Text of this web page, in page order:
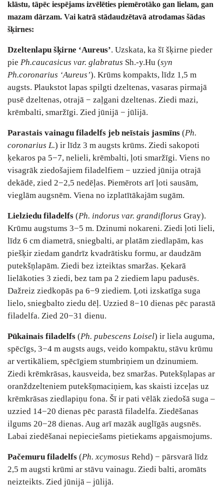
klāstu, tāpēc iespējams izvēlēties piemērotāko gan lielam, gan
mazam dārzam. Vai katrā stādaudzētavā atrodamas šādas
šķirnes:
Dzeltenlapu šķirne ‘Aureus’. Uzskata, ka šī šķirne pieder
pie Ph.caucasicus var. glabratus Sh.-y.Hu (syn
Ph.coronarius ‘Aureus’). Krūms kompakts, līdz 1,5 m
augsts. Plaukstot lapas spilgti dzeltenas, vasaras pirmajā
pusē dzeltenas, otrajā − zaļgani dzeltenas. Ziedi mazi,
krēmbalti, smaržīgi. Zied jūnijā − jūlijā.
Parastais vainagu filadelfs jeb neīstais jasmīns (Ph.
coronarius L.) ir līdz 3 m augsts krūms. Ziedi sakopoti
ķekaros pa 5−7, nelieli, krēmbalti, ļoti smaržīgi. Viens no
visagrāk ziedošajiem filadelfiem − uzzied jūnija otrajā
dekādē, zied 2−2,5 nedēļas. Piemērots arī ļoti sausām,
vieglām augsnēm. Viena no izplatītākajām sugām.
Lielziedu filadelfs (Ph. indorus var. grandiflorus Gray).
Krūmu augstums 3−5 m. Dzinumi nokareni. Ziedi ļoti lieli,
līdz 6 cm diametrā, sniegbalti, ar platām ziedlapām, kas
piešķir ziedam gandrīz kvadrātisku formu, ar daudzām
putekšņlapām. Ziedi bez izteiktas smaržas. Ķekarā
lielākoties 3 ziedi, bez tam pa 2 ziediem lapu padusēs.
Dažreiz ziedkopās pa 6−9 ziediem. Ļoti izskatīga suga
lielo, sniegbalto ziedu dēļ. Uzzied 8−10 dienas pēc parastā
filadelfa. Zied 20−31 dienu.
Pūkainais filadelfs (Ph. pubescens Loisel) ir liela auguma,
spēcīgs, 3−4 m augsts augs, veido kompaktu, stāvu krūmu
ar vertikāliem, spēcīgiem stumbriņiem un dzinumiem.
Ziedi krēmkrāsas, kausveida, bez smaržas. Putekšņlapas ar
oranždzelteniem putekšņmaciņiem, kas skaisti izceļas uz
krēmkrāsas ziedlapiņu fona. Šī ir pati vēlāk ziedošā suga –
uzzied 14−20 dienas pēc parastā filadelfa. Ziedēšanas
ilgums 20−28 dienas. Aug arī mazāk auglīgās augsnēs.
Labai ziedēšanai nepieciešams pietiekams apgaismojums.
Pačemuru filadelfs (Ph. xcymosus Rehd) − pārsvarā līdz
2,5 m augsti krūmi ar stāvu vainagu. Ziedi balti, aromāts
neizteikts. Zied jūnijā – jūlijā.